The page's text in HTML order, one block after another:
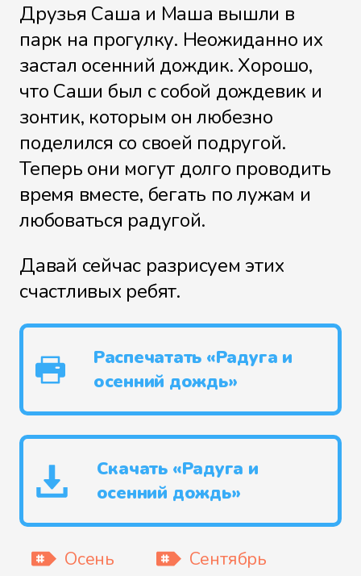
Друзья Саша и Маша вышли в
парк на прогулку. Неожиданно их
застал осенний дождик. Хорошо,
что Саши был с собой дождевик и
зонтик, которым он любезно
поделился со своей подругой.
Теперь они могут долго проводить
время вместе, бегать по лужам и
любоваться радугой.
Давай сейчас разрисуем этих
счастливых ребят.
Распечатать «Радуга и
осенний дождь»
Скачать «Радуга и
осенний дождь»
Осень
Сентябрь